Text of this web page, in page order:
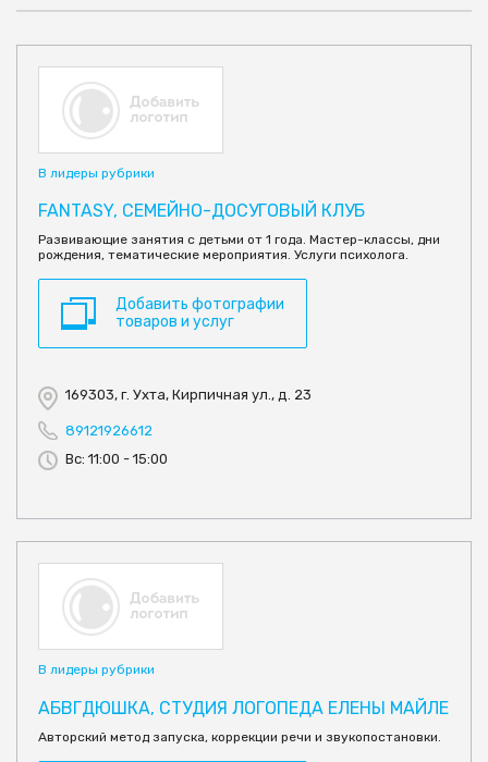
В лидеры рубрики
FANTASY, СЕМЕЙНО-ДОСУГОВЫЙ КЛУБ
Развивающие занятия с детьми от 1 года. Мастер-классы, дни
рождения, тематические мероприятия. Услуги психолога.
Добавить фотографии
товаров и услуг
169303, г. Ухта, Кирпичная ул., д. 23
89121926612
Вс: 11:00 - 15:00
В лидеры рубрики
АБВГДЮШКА, СТУДИЯ ЛОГОПЕДА ЕЛЕНЫ МАЙЛЕ
Авторский метод запуска, коррекции речи и звукопостановки.